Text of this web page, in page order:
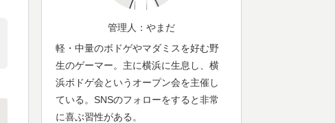
管理人：やまだ
軽・中量のボドゲやマダミスを好む野
生のゲーマー。主に横浜に生息し、横
浜ボドゲ会というオープン会を主催し
ている。SNSのフォローをすると非常
に喜ぶ習性がある。